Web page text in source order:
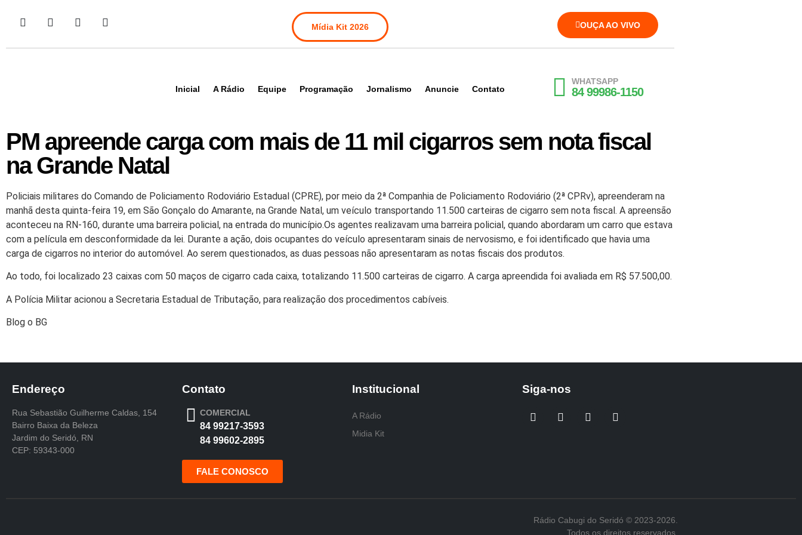
Mídia Kit 2026 OUÇA AO VIVO
Inicial A Rádio Equipe Programação Jornalismo Anuncie Contato
WHATSAPP
84 99986-1150
PM apreende carga com mais de 11 mil cigarros sem nota fiscal
na Grande Natal
Policiais militares do Comando de Policiamento Rodoviário Estadual (CPRE), por meio da 2ª Companhia de Policiamento Rodoviário (2ª CPRv), apreenderam na
manhã desta quinta-feira 19, em São Gonçalo do Amarante, na Grande Natal, um veículo transportando 11.500 carteiras de cigarro sem nota fiscal. A apreensão
aconteceu na RN-160, durante uma barreira policial, na entrada do município.Os agentes realizavam uma barreira policial, quando abordaram um carro que estava
com a película em desconformidade da lei. Durante a ação, dois ocupantes do veículo apresentaram sinais de nervosismo, e foi identificado que havia uma
carga de cigarros no interior do automóvel. Ao serem questionados, as duas pessoas não apresentaram as notas fiscais dos produtos.
Ao todo, foi localizado 23 caixas com 50 maços de cigarro cada caixa, totalizando 11.500 carteiras de cigarro. A carga apreendida foi avaliada em R$ 57.500,00.
A Polícia Militar acionou a Secretaria Estadual de Tributação, para realização dos procedimentos cabíveis.
Blog o BG
Endereço
Rua Sebastião Guilherme Caldas, 154
Bairro Baixa da Beleza
Jardim do Seridó, RN
CEP: 59343-000
Contato
COMERCIAL
84 99217-3593
84 99602-2895
FALE CONOSCO
Institucional
A Rádio
Midia Kit
Siga-nos
Rádio Cabugi do Seridó © 2023-2026.
Todos os direitos reservados.